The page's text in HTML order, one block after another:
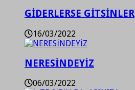
GİDERLERSE GİTSİNLER
16/03/2022
NERESİNDEYİZ
06/03/2022